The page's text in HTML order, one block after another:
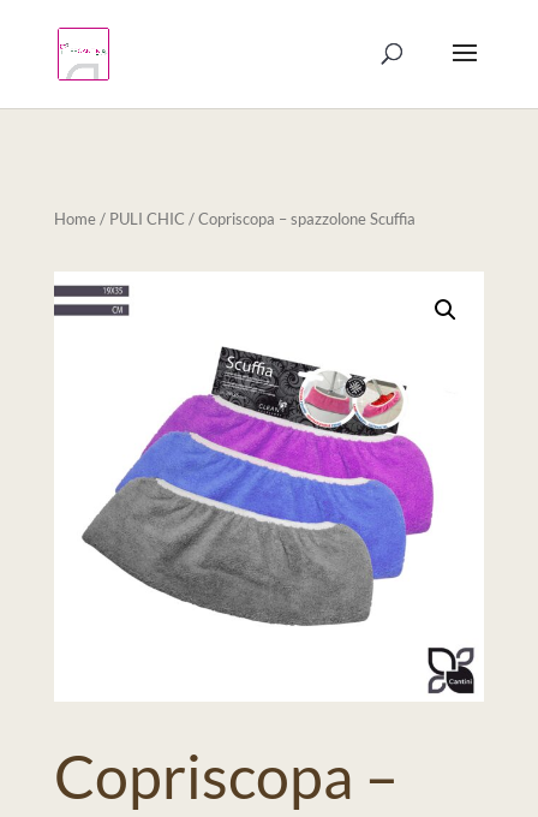
Home/ PULI CHIC / Copriscopa – spazzolone Scuffia
Copriscopa –